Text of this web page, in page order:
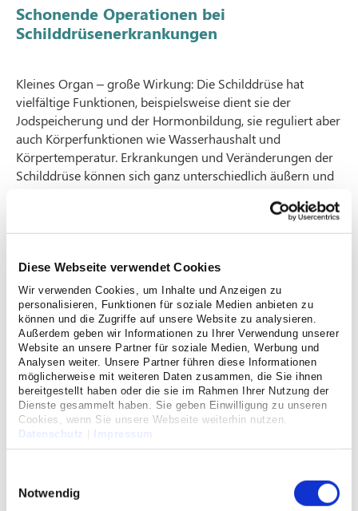
Diese Webseite verwendet Cookies
Wir verwenden Cookies, um Inhalte und Anzeigen zu
personalisieren, Funktionen für soziale Medien anbieten zu
können und die Zugriffe auf unsere Website zu analysieren.
Außerdem geben wir Informationen zu Ihrer Verwendung unserer
Website an unsere Partner für soziale Medien, Werbung und
Analysen weiter. Unsere Partner führen diese Informationen
möglicherweise mit weiteren Daten zusammen, die Sie ihnen
bereitgestellt haben oder die sie im Rahmen Ihrer Nutzung der
Dienste gesammelt haben. Sie geben Einwilligung zu unseren
Cookies, wenn Sie unsere Webseite weiterhin nutzen.
Datenschutz
Impressum
Notwendig
Schonende Operationen bei
Schilddrüsenerkrankungen
Kleines Organ – große Wirkung: Die Schilddrüse hat
vielfältige Funktionen, beispielsweise dient sie der
Jodspeicherung und der Hormonbildung, sie reguliert aber
auch Körperfunktionen wie Wasserhaushalt und
Körpertemperatur. Erkrankungen und Veränderungen der
Schilddrüse können sich ganz unterschiedlich äußern und
Neubildungen an der Schilddrüse oder Knoten, deren
Beschaffenheit nicht eindeutig bestimmt werden können,
Schilddrüse. Auch bei einer Überfunktion der Schilddrüse
kann eine Operation eine gute Therapieoption sein.
Erfahrenes Expertenteam:
Kompetenzzentrum Schilddrüsenchirurgie
Das Kompetenzzentrum Schilddrüsenchirurgie im St.
Hildegardis Krankenhaus bietet Ihnen eine kompetente
Diagnostik und Therapie bei Schilddrüsenerkrankungen.
Mit großer Erfahrung operiert unser Ärzteteam bei
Risikominimierung, wie Neuromonitoring zum Schutz des
Stimmbandnervs und Operieren mit Lupenbrille wenden